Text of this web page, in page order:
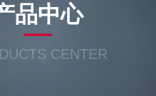
品中心
CENTER